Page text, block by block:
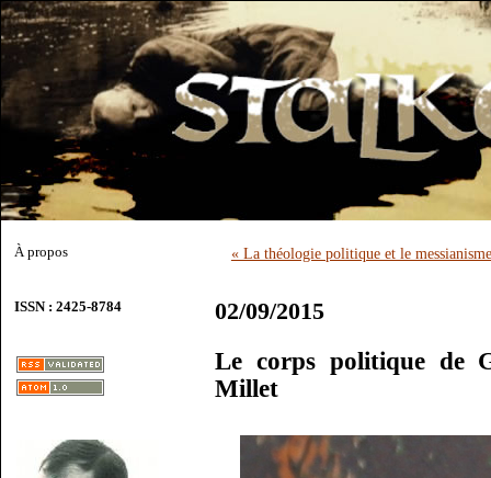
À propos
ISSN : 2425-8784
« La théologie politique et le
02/09/2015
Le corps politique de
Millet